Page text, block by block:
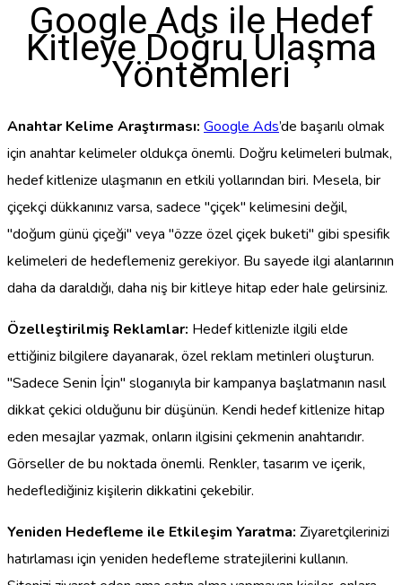
Google Ads ile Hedef
Kitleye Doğru Ulaşma
Yöntemleri
Anahtar Kelime Araştırması: Google Ads’de başarılı olmak
için anahtar kelimeler oldukça önemli. Doğru kelimeleri bulmak,
hedef kitlenize ulaşmanın en etkili yollarından biri. Mesela, bir
çiçekçi dükkanınız varsa, sadece "çiçek" kelimesini değil,
"doğum günü çiçeği" veya "özze özel çiçek buketi" gibi spesifik
kelimeleri de hedeflemeniz gerekiyor. Bu sayede ilgi alanlarının
daha da daraldığı, daha niş bir kitleye hitap eder hale gelirsiniz.
Özelleştirilmiş Reklamlar: Hedef kitlenizle ilgili elde
ettiğiniz bilgilere dayanarak, özel reklam metinleri oluşturun.
"Sadece Senin İçin" sloganıyla bir kampanya başlatmanın nasıl
dikkat çekici olduğunu bir düşünün. Kendi hedef kitlenize hitap
eden mesajlar yazmak, onların ilgisini çekmenin anahtarıdır.
Görseller de bu noktada önemli. Renkler, tasarım ve içerik,
hedeflediğiniz kişilerin dikkatini çekebilir.
Yeniden Hedefleme ile Etkileşim Yaratma: Ziyaretçilerinizi
hatırlaması için yeniden hedefleme stratejilerini kullanın.